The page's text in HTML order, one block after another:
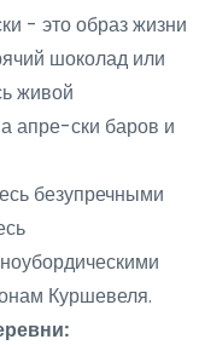
- это образ жизни
шоколад или
живой
апре-ски баров и
безупречными
Куршевеля.